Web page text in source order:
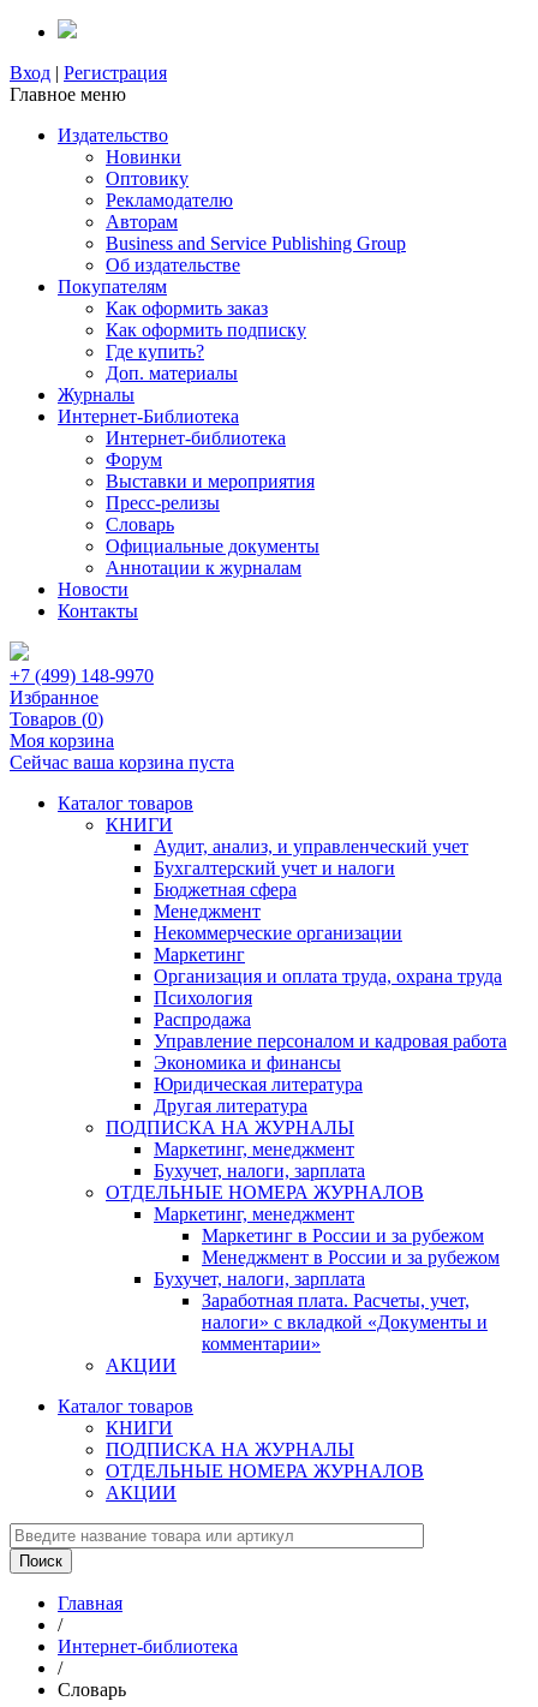
Вход | Регистрация
Главное меню
Издательство
Новинки
Оптовику
Рекламодателю
Авторам
Business and Service Publishing Group
Об издательстве
Покупателям
Как оформить заказ
Как оформить подписку
Где купить?
Доп. материалы
Журналы
Интернет-Библиотека
Интернет-библиотека
Форум
Выставки и мероприятия
Пресс-релизы
Словарь
Официальные документы
Аннотации к журналам
Новости
Контакты
+7 (499) 148-9970
Избранное
Товаров (0)
Моя корзина
Сейчас ваша корзина пуста
Каталог товаров
КНИГИ
Аудит, анализ, и управленческий учет
Бухгалтерский учет и налоги
Бюджетная сфера
Менеджмент
Некоммерческие организации
Маркетинг
Организация и оплата труда, охрана труда
Психология
Распродажа
Управление персоналом и кадровая работа
Экономика и финансы
Юридическая литература
Другая литература
ПОДПИСКА НА ЖУРНАЛЫ
Маркетинг, менеджмент
Бухучет, налоги, зарплата
ОТДЕЛЬНЫЕ НОМЕРА ЖУРНАЛОВ
Маркетинг, менеджмент
Маркетинг в России и за рубежом
Менеджмент в России и за рубежом
Бухучет, налоги, зарплата
Заработная плата. Расчеты, учет,
налоги» с вкладкой «Документы и
комментарии»
АКЦИИ
Каталог товаров
КНИГИ
ПОДПИСКА НА ЖУРНАЛЫ
ОТДЕЛЬНЫЕ НОМЕРА ЖУРНАЛОВ
АКЦИИ
Главная
/
Интернет-библиотека
/
Словарь